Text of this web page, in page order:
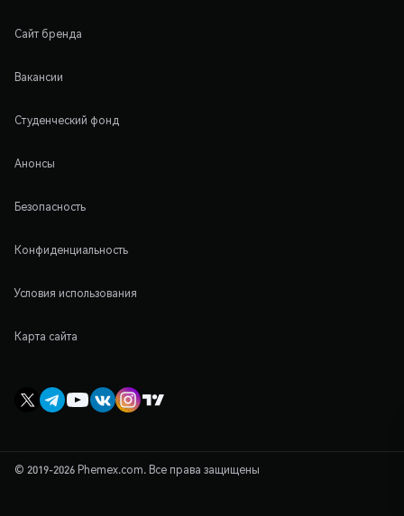
Сайт бренда
Вакансии
Студенческий фонд
Анонсы
Безопасность
Конфиденциальность
Условия использования
Карта сайта
© 2019-2026 Phemex.com. Все права защищены